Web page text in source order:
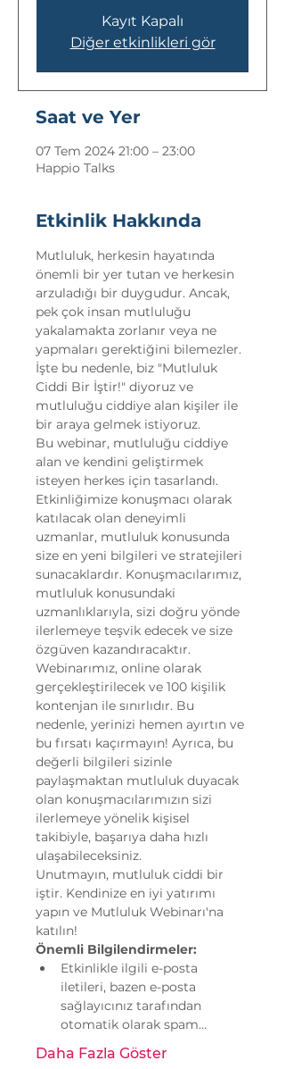
Kayıt Kapalı
Diğer etkinlikleri gör
Saat ve Yer
07 Tem 2024 21:00 – 23:00
Happio Talks
Etkinlik Hakkında
Mutluluk, herkesin hayatında
önemli bir yer tutan ve herkesin
arzuladığı bir duygudur. Ancak,
pek çok insan mutluluğu
yakalamakta zorlanır veya ne
yapmaları gerektiğini bilemezler.
İşte bu nedenle, biz "Mutluluk
Ciddi Bir İştir!" diyoruz ve
mutluluğu ciddiye alan kişiler ile
bir araya gelmek istiyoruz.
Bu webinar, mutluluğu ciddiye
alan ve kendini geliştirmek
isteyen herkes için tasarlandı.
Etkinliğimize konuşmacı olarak
katılacak olan deneyimli
uzmanlar, mutluluk konusunda
size en yeni bilgileri ve stratejileri
sunacaklardır. Konuşmacılarımız,
mutluluk konusundaki
uzmanlıklarıyla, sizi doğru yönde
ilerlemeye teşvik edecek ve size
özgüven kazandıracaktır.
Webinarımız, online olarak
gerçekleştirilecek ve 100 kişilik
kontenjan ile sınırlıdır. Bu
nedenle, yerinizi hemen ayırtın ve
bu fırsatı kaçırmayın! Ayrıca, bu
değerli bilgileri sizinle
paylaşmaktan mutluluk duyacak
olan konuşmacılarımızın sizi
ilerlemeye yönelik kişisel
takibiyle, başarıya daha hızlı
ulaşabileceksiniz.
Unutmayın, mutluluk ciddi bir
iştir. Kendinize en iyi yatırımı
yapın ve Mutluluk Webinarı'na
katılın!
Önemli Bilgilendirmeler:
Etkinlikle ilgili e-posta
iletileri, bazen e-posta
sağlayıcınız tarafından
otomatik olarak spam…
Daha Fazla Göster